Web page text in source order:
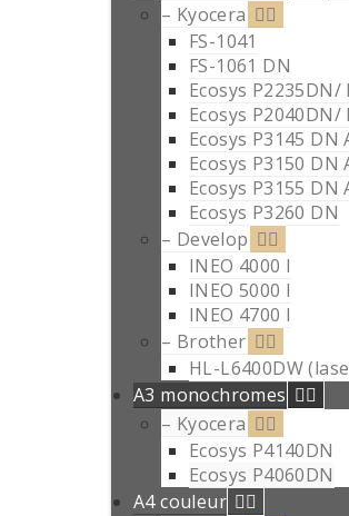
– Kyocera
FS-1041
FS-1061 DN
Ecosys P2235DN/
Ecosys P2040DN/
Ecosys P3145 DN
Ecosys P3150 DN
Ecosys P3155 DN
Ecosys P3260 DN
– Develop
INEO 4000 I
INEO 5000 I
INEO 4700 I
– Brother
HL-L6400DW
A3 monochromes
– Kyocera
Ecosys P4140DN
Ecosys P4060DN
A4 couleur